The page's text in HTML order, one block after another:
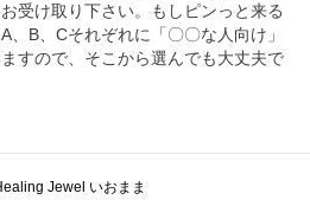
受け取り下さい。もしピンっと来る
、B、Cそれぞれに「〇〇な人向け」
すので、そこから選んでも大丈夫で
Jewel いおまま